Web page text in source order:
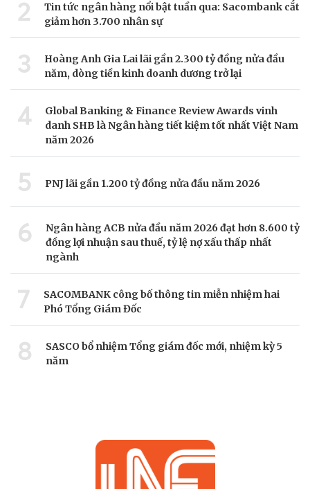
2
Tin tức ngân hàng nổi bật tuần qua: Sacombank cắt
giảm hơn 3.700 nhân sự
3
Hoàng Anh Gia Lai lãi gần 2.300 tỷ đồng nửa đầu
năm, dòng tiền kinh doanh dương trở lại
4
Global Banking & Finance Review Awards vinh
danh SHB là Ngân hàng tiết kiệm tốt nhất Việt Nam
năm 2026
5 PNJ lãi gần 1.200 tỷ đồng nửa đầu năm 2026
6
Ngân hàng ACB nửa đầu năm 2026 đạt hơn 8.600 tỷ
đồng lợi nhuận sau thuế, tỷ lệ nợ xấu thấp nhất
ngành
7
SACOMBANK công bố thông tin miễn nhiệm hai
Phó Tổng Giám Đốc
8
SASCO bổ nhiệm Tổng giám đốc mới, nhiệm kỳ 5
năm